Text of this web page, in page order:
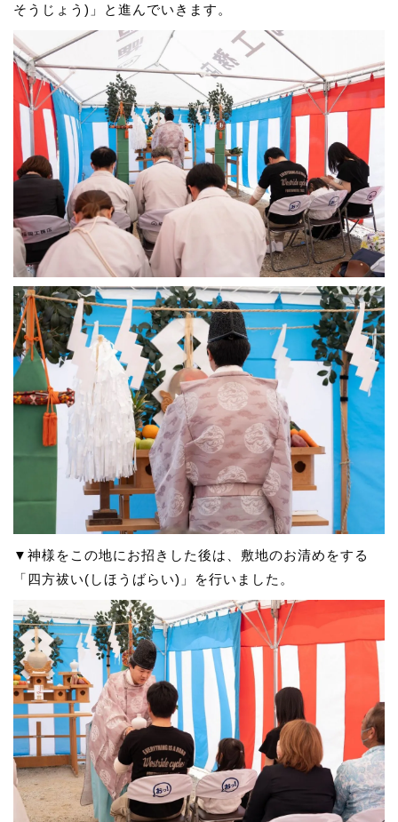
そうじょう)」と進んでいきます。
▼神様をこの地にお招きした後は、敷地のお清めをする
「四方祓い(しほうばらい)」を行いました。